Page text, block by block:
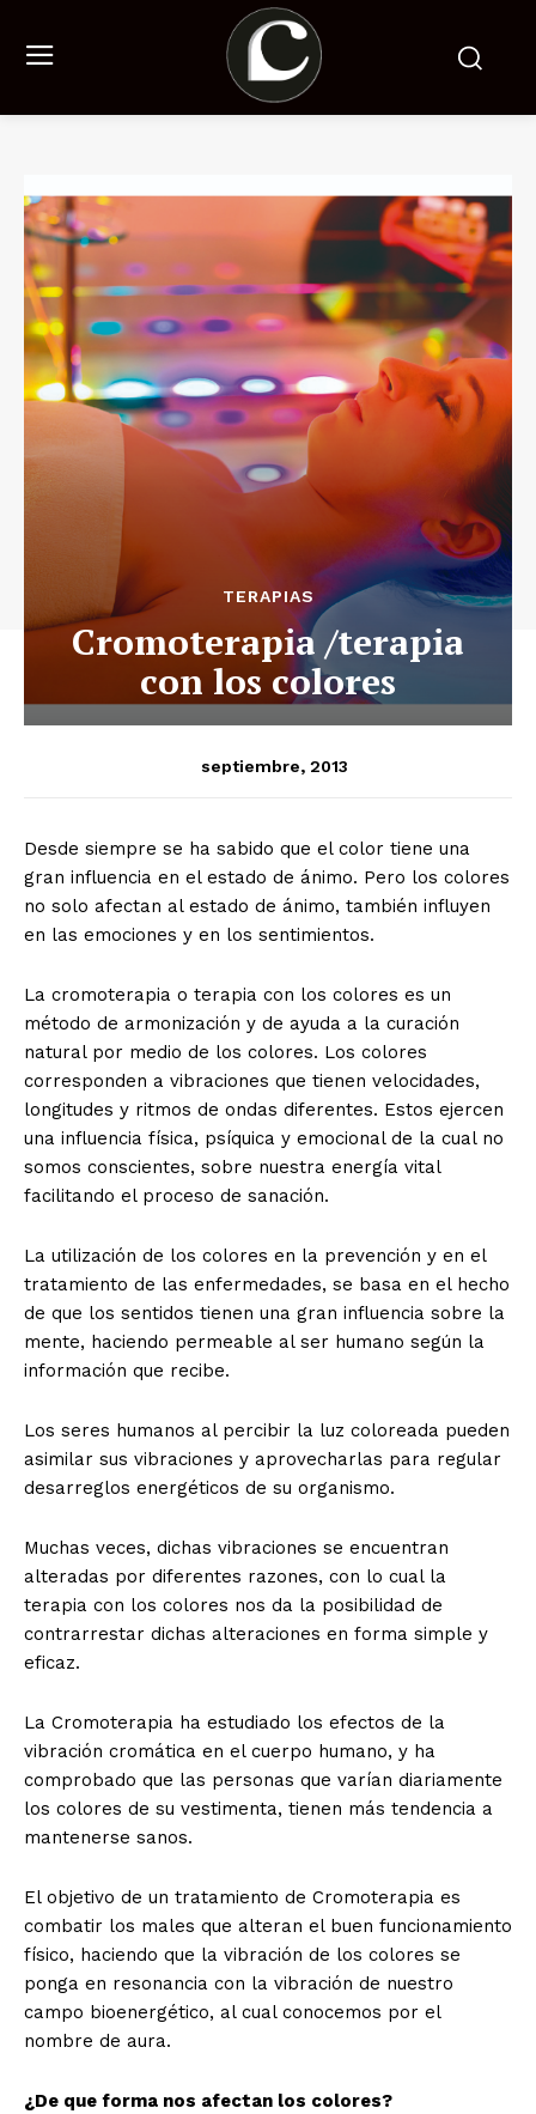
TERAPIAS
Cromoterapia /terapia
con los colores
septiembre, 2013
Desde siempre se ha sabido que el color tiene una
gran influencia en el estado de ánimo. Pero los colores
no solo afectan al estado de ánimo, también influyen
en las emociones y en los sentimientos.
La cromoterapia o terapia con los colores es un
método de armonización y de ayuda a la curación
natural por medio de los colores. Los colores
corresponden a vibraciones que tienen velocidades,
longitudes y ritmos de ondas diferentes. Estos ejercen
una influencia física, psíquica y emocional de la cual no
somos conscientes, sobre nuestra energía vital
facilitando el proceso de sanación.
La utilización de los colores en la prevención y en el
tratamiento de las enfermedades, se basa en el hecho
de que los sentidos tienen una gran influencia sobre la
mente, haciendo permeable al ser humano según la
información que recibe.
Los seres humanos al percibir la luz coloreada pueden
asimilar sus vibraciones y aprovecharlas para regular
desarreglos energéticos de su organismo.
Muchas veces, dichas vibraciones se encuentran
alteradas por diferentes razones, con lo cual la
terapia con los colores nos da la posibilidad de
contrarrestar dichas alteraciones en forma simple y
eficaz.
La Cromoterapia ha estudiado los efectos de la
vibración cromática en el cuerpo humano, y ha
comprobado que las personas que varían diariamente
los colores de su vestimenta, tienen más tendencia a
mantenerse sanos.
El objetivo de un tratamiento de Cromoterapia es
combatir los males que alteran el buen funcionamiento
físico, haciendo que la vibración de los colores se
ponga en resonancia con la vibración de nuestro
campo bioenergético, al cual conocemos por el
nombre de aura.
¿De que forma nos afectan los colores?